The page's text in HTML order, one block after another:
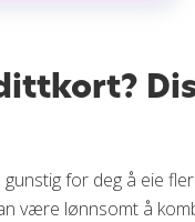
for deg å eie
være lønnsomt å